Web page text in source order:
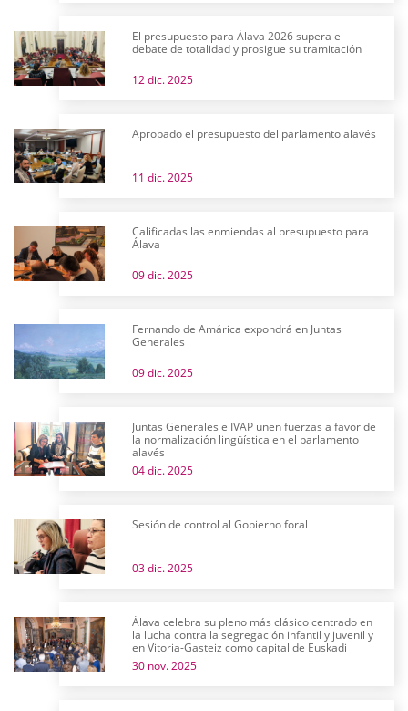
El presupuesto para Álava 2026 supera el
debate de totalidad y prosigue su tramitación
12 dic. 2025
Aprobado el presupuesto del parlamento alavés
11 dic. 2025
Calificadas las enmiendas al presupuesto para
Álava
09 dic. 2025
Fernando de Amárica expondrá en Juntas
Generales
09 dic. 2025
Juntas Generales e IVAP unen fuerzas a favor de
la normalización lingüística en el parlamento
alavés
04 dic. 2025
Sesión de control al Gobierno foral
03 dic. 2025
Álava celebra su pleno más clásico centrado en
la lucha contra la segregación infantil y juvenil y
en Vitoria-Gasteiz como capital de Euskadi
30 nov. 2025